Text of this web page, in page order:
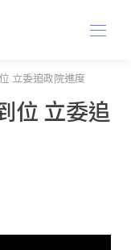
立委追政院進度
位 立委追